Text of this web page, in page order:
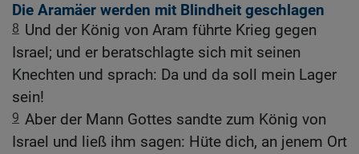
Die Aramäer werden mit Blindheit geschlagen
8 Und der König von Aram führte Krieg gegen
Israel; und er beratschlagte sich mit seinen
Knechten und sprach: Da und da soll mein Lager
sein!
9 Aber der Mann Gottes sandte zum König von
Israel und ließ ihm sagen: Hüte dich, an jenem Ort